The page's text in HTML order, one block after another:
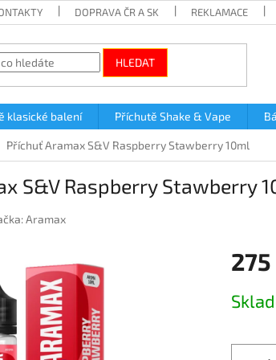
DOPRAVA ČR A SK REKLAMACE
HLEDAT
klasické balení Příchutě Shake & Vape
Příchuť Aramax S&V Raspberry Stawberry 10ml
S&V Raspberry Stawberry
Aramax
275
cena: